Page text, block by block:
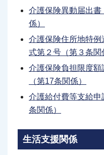
介護保険異動届出
係）
介護保険住所地特
式第２号（第３条関
介護保険負担限度
（第17条関係）
介護給付費等支給
条関係）
生活支援関係